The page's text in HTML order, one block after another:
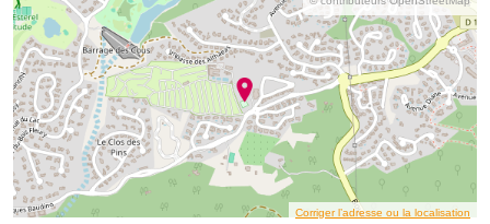
Corriger l’adresse ou la localisation